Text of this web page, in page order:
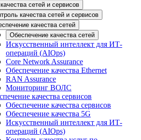
сетей и сервисов
качества сетей и сервисов
качества сетей
Обеспечение качества сетей
Искусственный интеллект для ИТ-
операций (AIOps)
Core Network Assurance
Обеспечение качества Ethernet
RAN Assurance
Мониторинг ВОЛС
качества сервисов
Обеспечение качества сервисов
Обеспечение качества 5G
Искусственный интеллект для ИТ-
операций (AIOps)